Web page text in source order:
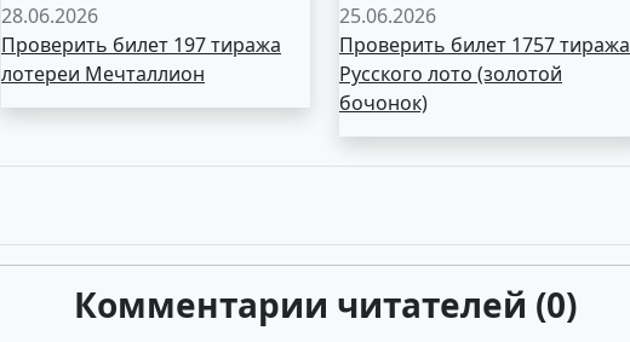
28.06.2026
Проверить билет 197 тиража
лотереи Мечталлион
25.06.2026
Проверить билет 1757 тиража
Русского лото (золотой
бочонок)
Комментарии читателей (0)